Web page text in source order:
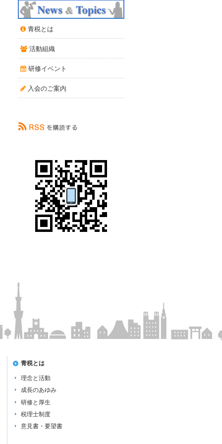
青税とは
活動組織
研修イベント
入会のご案内
青税とは
理念と活動
成長のあゆみ
研修と厚生
税理士制度
意見書・要望書